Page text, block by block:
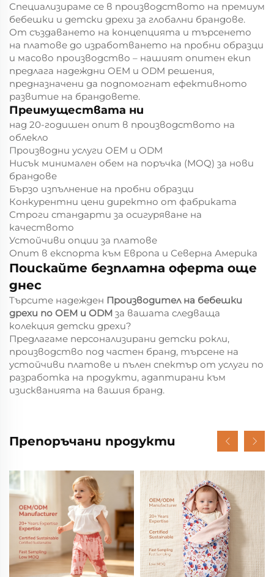
Специализираме се в производството на премиум
бебешки и детски дрехи за глобални брандове.
От създаването на концепцията и търсенето
на платове до изработването на пробни образци
и масово производство – нашият опитен екип
предлага надеждни OEM и ODM решения,
предназначени да подпомогнат ефективното
развитие на брандовете.
Преимуществата ни
над 20-годишен опит в производството на
облекло
Производни услуги OEM и ODM
Нисък минимален обем на поръчка (MOQ) за нови
брандове
Бързо изпълнение на пробни образци
Конкурентни цени директно от фабриката
Строги стандарти за осигуряване на
качеството
Устойчиви опции за платове
Опит в експорта към Европа и Северна Америка
Поискайте безплатна оферта още
днес
Търсите надежден Производител на бебешки
дрехи по OEM и ODM за вашата следваща
колекция детски дрехи?
Предлагаме персонализирани детски рокли,
производство под частен бранд, търсене на
устойчиви платове и пълен спектър от услуги по
разработка на продукти, адаптирани към
изискванията на вашия бранд.
Препоръчани продукти